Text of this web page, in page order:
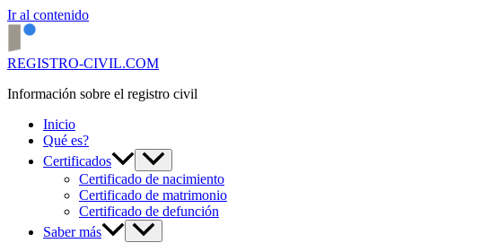
Ir al contenido
REGISTRO-CIVIL.COM
Información sobre el registro civil
Inicio
Qué es?
Certificados
Certificado de nacimiento
Certificado de matrimonio
Certificado de defunción
Saber más